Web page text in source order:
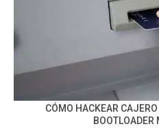
CÓMO HACKEAR
BOOTLOADER